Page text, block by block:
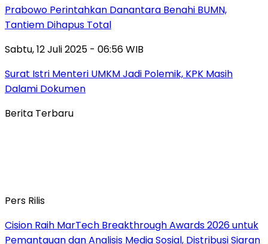
Prabowo Perintahkan Danantara Benahi BUMN,
Tantiem Dihapus Total
Sabtu, 12 Juli 2025 - 06:56 WIB
Surat Istri Menteri UMKM Jadi Polemik, KPK Masih
Dalami Dokumen
Berita Terbaru
Pers Rilis
Cision Raih MarTech Breakthrough Awards 2026 untuk
Pemantauan dan Analisis Media Sosial, Distribusi Siaran